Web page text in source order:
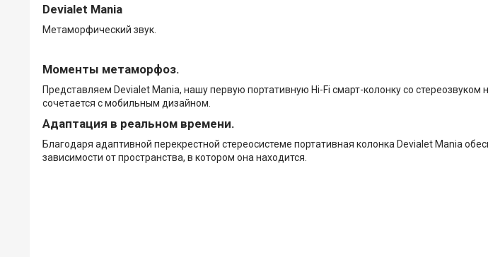
Devialet Mania
Метаморфический звук.
Моменты метаморфоз.
Представляем Devialet Mania, нашу первую портативную Hi-Fi смарт-колонку со
сочетается с мобильным дизайном.
Адаптация в реальном времени.
Благодаря адаптивной перекрестной стереосистеме портативная колонка Devialet Mania
зависимости от пространства, в котором она находится.